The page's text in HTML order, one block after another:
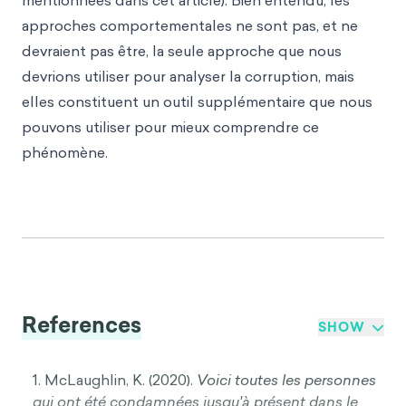
approches comportementales ne sont pas, et ne
devraient pas être, la seule approche que nous
devrions utiliser pour analyser la corruption, mais
elles constituent un outil supplémentaire que nous
pouvons utiliser pour mieux comprendre ce
phénomène.
References SHOW
1. McLaughlin, K. (2020). Voici toutes les personnes
qui ont été condamnées jusqu'à présent dans le